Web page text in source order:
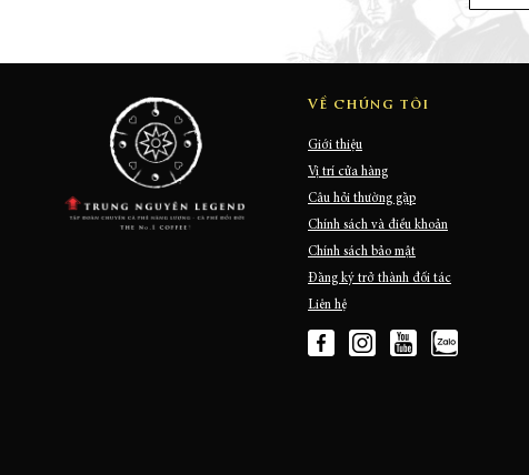
Về chúng tôi
Giới thiệu
Vị trí cửa hàng
Câu hỏi thường gặp
Chính sách và điều khoản
Chính sách bảo mật
Đăng ký trở thành đối tác
Liên hệ